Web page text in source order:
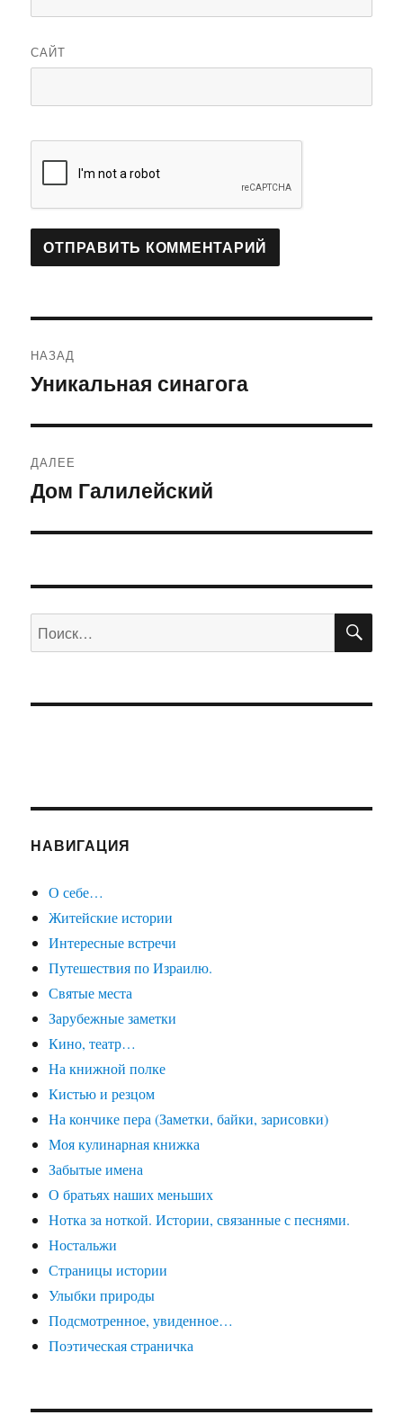
САЙТ
по
НАЗАД
Предыдущая
Уникальная синагога
ДАЛЕЕ
Следующая
Дом Галилейский
Искать:
НАВИГАЦИЯ
О себе…
Житейские истории
Интересные встречи
Путешествия по Израилю.
Святые места
Зарубежные заметки
Кино, театр…
На книжной полке
Кистью и резцом
На кончике пера (Заметки, байки, зарисовки)
Моя кулинарная книжка
Забытые имена
О братьях наших меньших
Нотка за ноткой. Истории, связанные с песнями.
Ностальжи
Страницы истории
Улыбки природы
Подсмотренное, увиденное…
Поэтическая страничка